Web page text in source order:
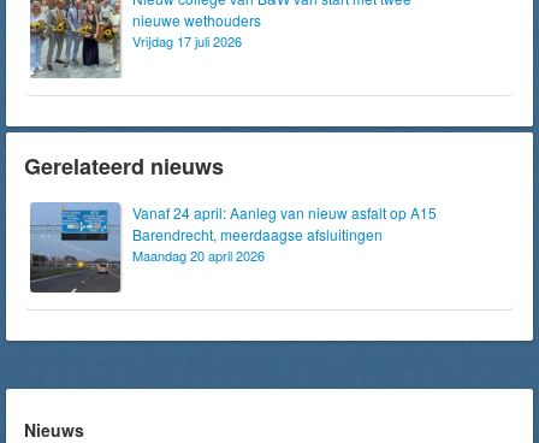
nieuwe wethouders
Vrijdag 17 juli 2026
Gerelateerd nieuws
Vanaf 24 april: Aanleg van nieuw asfalt op A15
Barendrecht, meerdaagse afsluitingen
Maandag 20 april 2026
Nieuws